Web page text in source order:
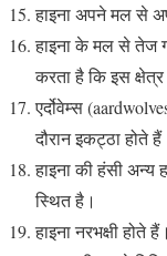
हाइना अपने मल से
हाइना के मल से तेज
करता है कि इस
एर्दोवेम्स
दौरान इकट्ठा होते
हाइना की हंसी अन्य
स्थित है।
हाइना नरभक्षी होते हैं।